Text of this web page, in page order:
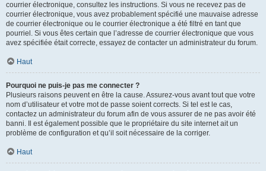
courrier électronique, consultez les instructions. Si vous ne recevez pas de
courrier électronique, vous avez probablement spécifié une mauvaise adresse
de courrier électronique ou le courrier électronique a été filtré en tant que
pourriel. Si vous êtes certain que l’adresse de courrier électronique que vous
avez spécifiée était correcte, essayez de contacter un administrateur du forum.
Haut
Pourquoi ne puis-je pas me connecter ?
Plusieurs raisons peuvent en être la cause. Assurez-vous avant tout que votre
nom d’utilisateur et votre mot de passe soient corrects. Si tel est le cas,
contactez un administrateur du forum afin de vous assurer de ne pas avoir été
banni. Il est également possible que le propriétaire du site internet ait un
problème de configuration et qu’il soit nécessaire de la corriger.
Haut